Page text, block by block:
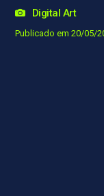
Digital Art
Publicado em 20/05/